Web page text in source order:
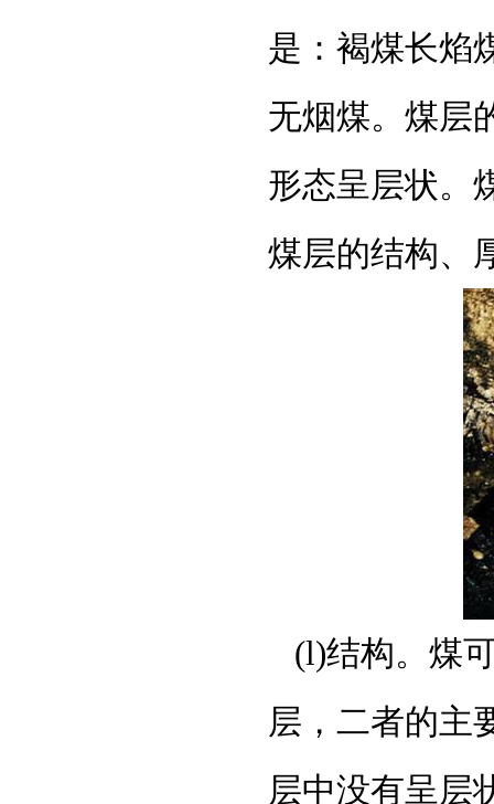
是：褐煤长焰
无烟煤。煤层
形态呈层状。
煤层的结构、
(l)结构。煤
层，二者的主
层中没有呈层